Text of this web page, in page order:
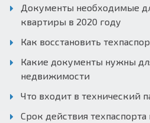
Документы необходимые
квартиры в 2020 году
Как восстановить
Какие документы нужны
недвижимости
Что входит в технический
Срок действия техпаспорта